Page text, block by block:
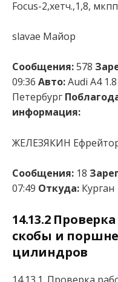
Focus-2,хетч.,1,8,
slavae Майор
Сообщения:578
09:36 Авто:Audi A4
Петербург
информация:
ЖЕЛЕЗЯКИН
Сообщения: 18
07:49 Откуда: Курган
14.13.2
скобы и
цилиндров